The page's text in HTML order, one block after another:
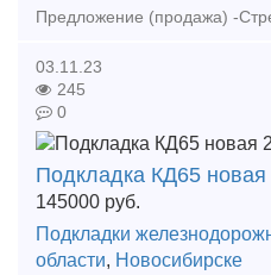
03.11.23
245
0
Подкладка КД65 новая
145000 руб.
Подкладки
области, Новосибирске